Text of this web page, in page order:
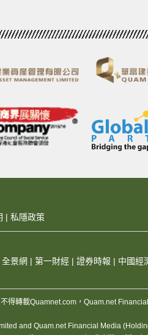
| 私隱政策
全景網 | 第一財經 | 證券時報 | 中國經
得轉載Quamnet.com，Quam.net
and Quam.net Financial Media